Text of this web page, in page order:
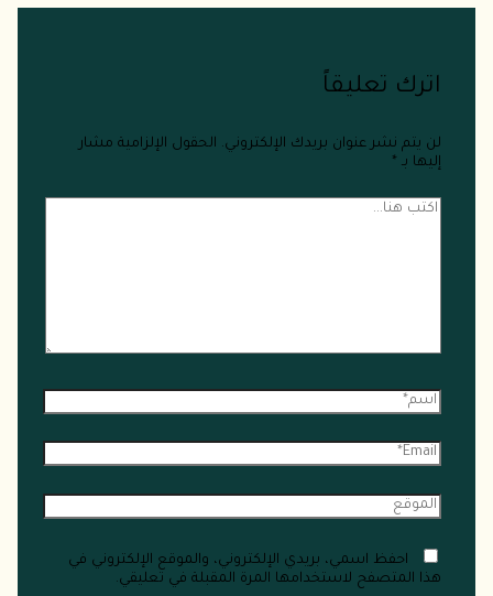
اترك تعليقاً
لن يتم نشر عنوان بريدك الإلكتروني. الحقول الإلزامية مشار
إليها بـ *
احفظ اسمي، بريدي الإلكتروني، والموقع الإلكتروني في
هذا المتصفح لاستخدامها المرة المقبلة في تعليقي.